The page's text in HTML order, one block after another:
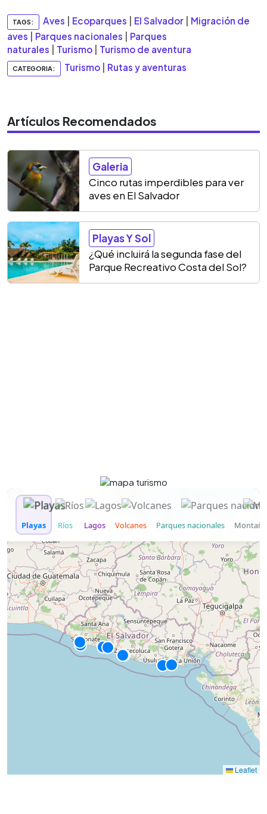
TAGS: Aves Ecoparques El Salvador
Migración de
aves
Parques nacionales
Parques
naturales
Turismo Turismo de aventura
CATEGORIA: Turismo Rutas y aventuras
Artículos Recomendados
Galeria
Cinco rutas imperdibles para ver
aves en El Salvador
Playas Y Sol
¿Qué incluirá la segunda fase del
Parque Recreativo Costa del Sol?